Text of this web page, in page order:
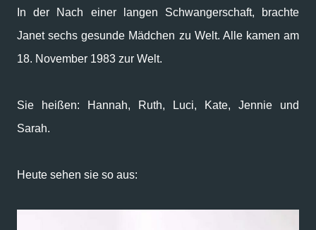
In der Nach einer langen Schwangerschaft, brachte
Janet sechs gesunde Mädchen zu Welt. Alle kamen am
18. November 1983 zur Welt.
Sie heißen: Hannah, Ruth, Luci, Kate, Jennie und
Sarah.
Heute sehen sie so aus: